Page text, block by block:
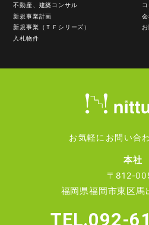
不動産、建築コンサル
新規事業計画
新規事業（ＴＦシリーズ）
入札物件
会
お気軽にお問い合
本社
〒812-
福岡県福岡市東区
TEL.092-